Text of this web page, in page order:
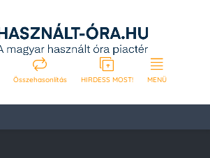
Összehasonlítás HIRDESS MOST! MENÜ